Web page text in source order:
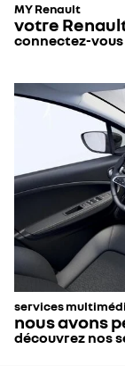
MY Renault
votre
connectez-vous
services
nous avons
découvrez nos